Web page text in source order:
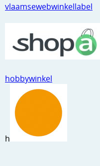
Papier en karton
Ribbelaar
Speciaal papier
Stans machine en
Stempels en zo
vlaamsewebwinkellabel
hobbywinkel
h